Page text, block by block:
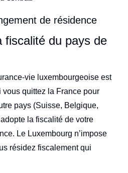
de résidence
fiscalité du pays de
vie luxembourgeoise est
vous quittez la France pour
pays (Suisse, Belgique,
la fiscalité de votre
Le Luxembourg n’impose
résidez fiscalement qui